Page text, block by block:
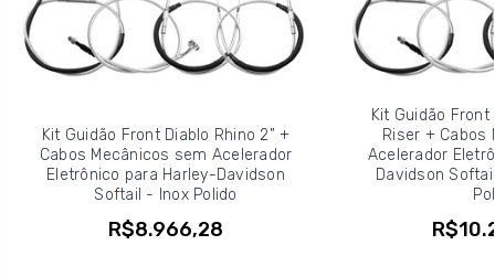
Kit Guidão Front Diablo Rhino 2” +
Cabos Mecânicos sem Acelerador
Eletrônico para Harley-Davidson
Softail - Inox Polido
R$8.966,28
Kit Guidão Front
Riser + Cabos
Acelerador
Davidson